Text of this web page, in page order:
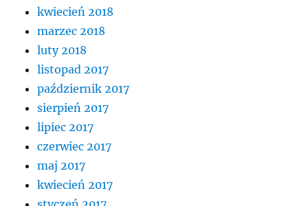
kwiecień 2018
marzec 2018
luty 2018
listopad 2017
październik 2017
sierpień 2017
lipiec 2017
czerwiec 2017
maj 2017
kwiecień 2017